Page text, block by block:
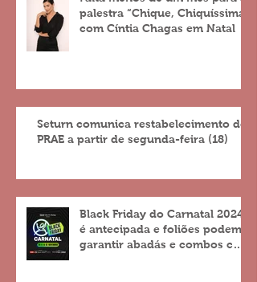
palestra “Chique, Chiquíssima”
com Cíntia Chagas em Natal
Seturn comunica restabelecimento do
PRAE a partir de segunda-feira (18)
Black Friday do Carnatal 2024
é antecipada e foliões podem
garantir abadás e combos com